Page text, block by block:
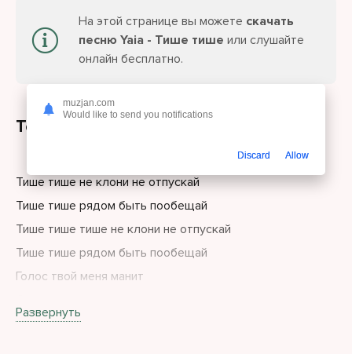
На этой странице вы можете скачать
песню Yaia - Тише тише или слушайте
онлайн бесплатно.
Текст песни
Тише тише не клони не отпускай
Тише тише рядом быть пообещай
Тише тише тише не клони не отпускай
Тише тише рядом быть пообещай
Голос твой меня манит
Там река любви блестит нас уносит океан
Развернуть
muzjan.com
Would like to send you notifications
Discard Allow